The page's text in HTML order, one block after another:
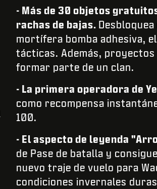
- Más de 30 objetos
rachas de bajas.
mortífera bomba adhesiva,
tácticas. Además, proyectos
formar parte de un clan.
- La primera operadora de
como recompensa
100.
- El aspecto de leyenda
de Pase de batalla y
nuevo traje de vuelo para
condiciones invernales